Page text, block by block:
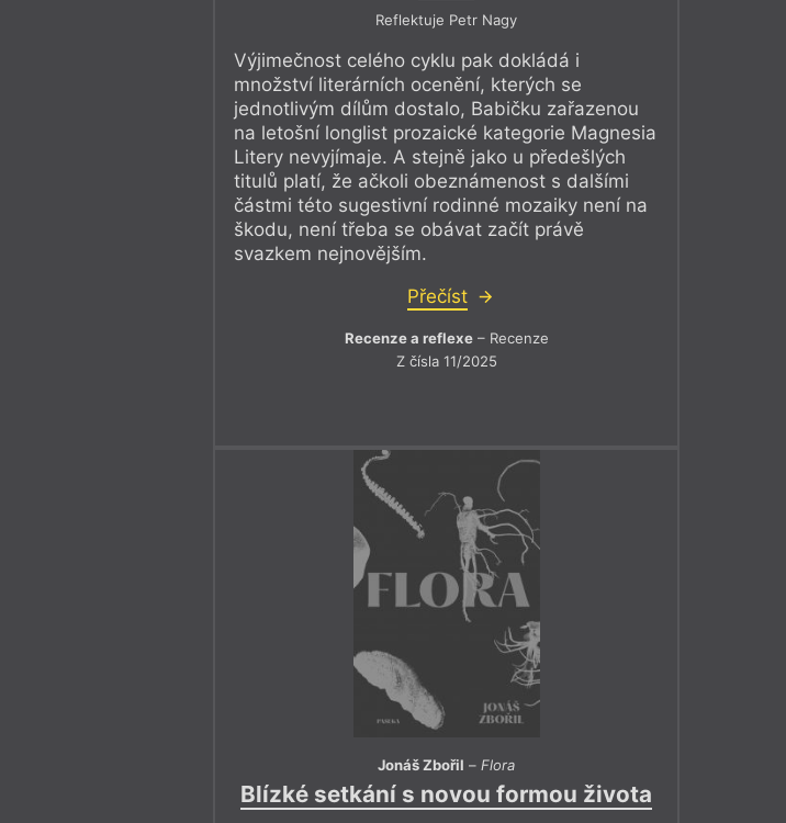
Reflektuje Petr Nagy
Výjimečnost celého cyklu pak dokládá i
množství literárních ocenění, kterých se
jednotlivým dílům dostalo, Babičku zařazenou
na letošní longlist prozaické kategorie Magnesia
Litery nevyjímaje. A stejně jako u předešlých
titulů platí, že ačkoli obeznámenost s dalšími
částmi této sugestivní rodinné mozaiky není na
škodu, není třeba se obávat začít právě
svazkem nejnovějším.
Přečíst
Recenze a reflexe– Recenze
Z čísla 11/2025
Jonáš Zbořil –Flora
Blízké setkání s novou formou života